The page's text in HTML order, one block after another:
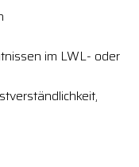
im LWL- oder